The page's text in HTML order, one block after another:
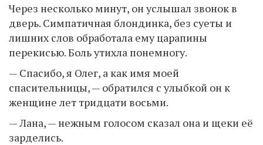
Через несколько минут, он услышал звонок в
дверь. Симпатичная блондинка, без суеты и
лишних слов обработала ему царапины
перекисью. Боль утихла понемногу.
— Спасибо, я Олег, а как имя моей
спасительницы, — обратился с улыбкой он к
женщине лет тридцати восьми.
— Лана, — нежным голосом сказал она и щеки её
зарделись.